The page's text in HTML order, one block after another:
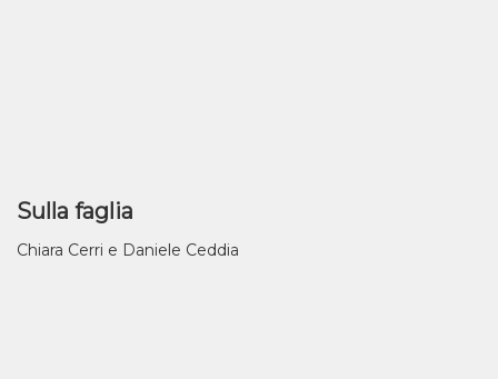
Sulla faglia
Chiara Cerri e Daniele Ceddia